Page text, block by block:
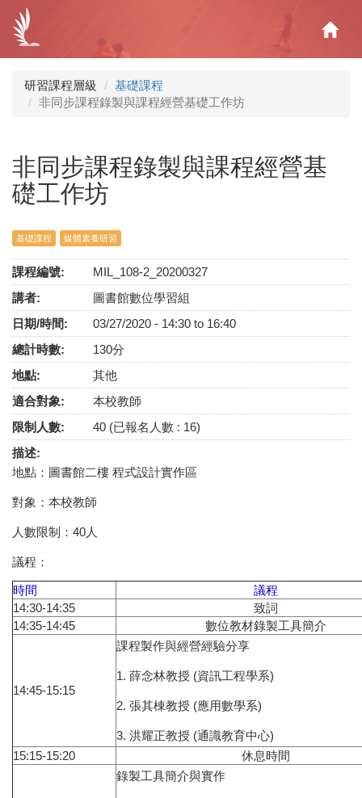
內
研習課程層級
基礎課程
非同步課程錄製與課程經營基礎工作坊
非同步課程錄製與課程經營基
礎工作坊
基礎課程 媒體素養研習
課程編號:
MIL_108-2_20200327
講者:
圖書館數位學習組
日期/時間:
03/27/2020 - 14:30 to 16:40
總計時數:
130分
地點:
其他
適合對象:
本校教師
限制人數:
40 (已報名人數 : 16)
描述:
地點：圖書館二樓 程式設計實作區
對象：本校教師
人數限制：40人
議程：
時間
議程
14:30-14:35
致詞
14:35-14:45
數位教材錄製工具簡介
14:45-15:15
課程製作與經營經驗分享
1. 薛念林教授 (資訊工程學系)
2. 張其棟教授 (應用數學系)
3. 洪耀正教授 (通識教育中心)
15:15-15:20
休息時間
錄製工具簡介與實作